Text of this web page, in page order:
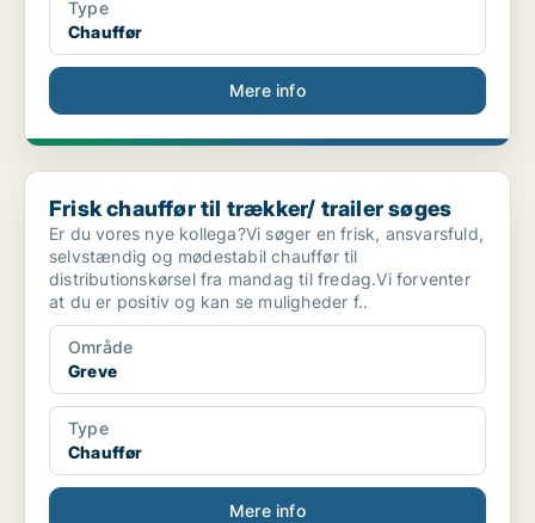
Type
Chauffør
Mere info
Frisk chauffør til trækker/ trailer søges
Frisk chauffør til trækker/ trailer søges
Er du vores nye kollega?Vi søger en frisk, ansvarsfuld,
selvstændig og mødestabil chauffør til
distributionskørsel fra mandag til fredag.Vi forventer
at du er positiv og kan se muligheder f..
Område
Greve
Type
Chauffør
Mere info